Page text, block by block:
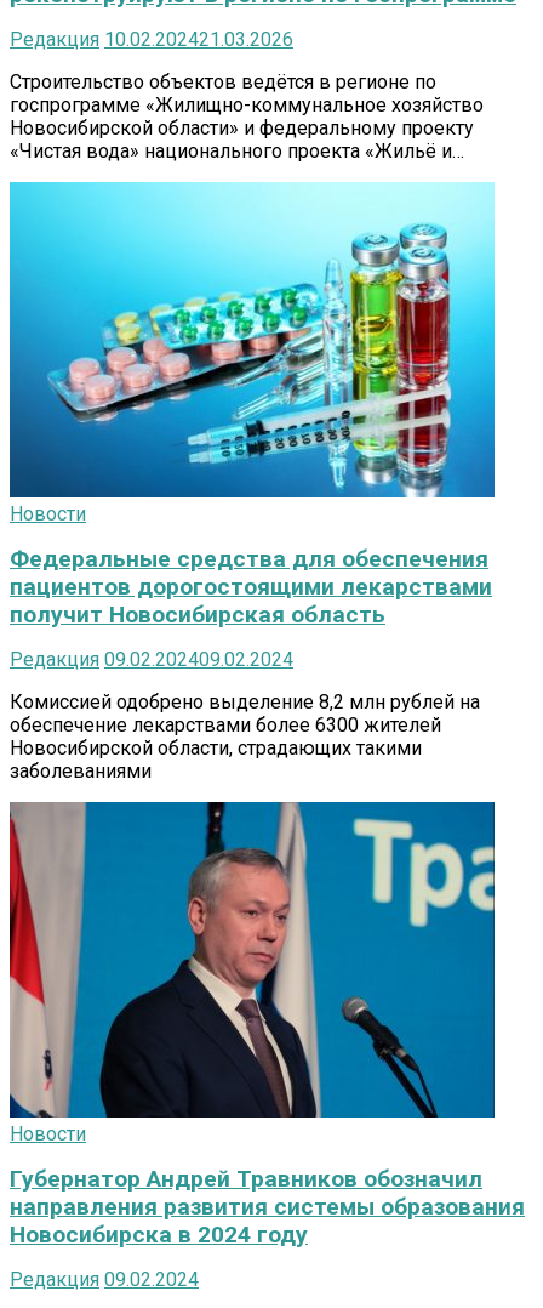
Редакция 10.02.202421.03.2026
Строительство объектов ведётся в регионе по
госпрограмме «Жилищно-коммунальное хозяйство
Новосибирской области» и федеральному проекту
«Чистая вода» национального проекта «Жильё и…
Новости
Федеральные средства для обеспечения
пациентов дорогостоящими лекарствами
получит Новосибирская область
Редакция 09.02.202409.02.2024
Комиссией одобрено выделение 8,2 млн рублей на
обеспечение лекарствами более 6300 жителей
Новосибирской области, страдающих такими
заболеваниями
Новости
Губернатор Андрей Травников обозначил
направления развития системы образования
Новосибирска в 2024 году
Редакция 09.02.2024